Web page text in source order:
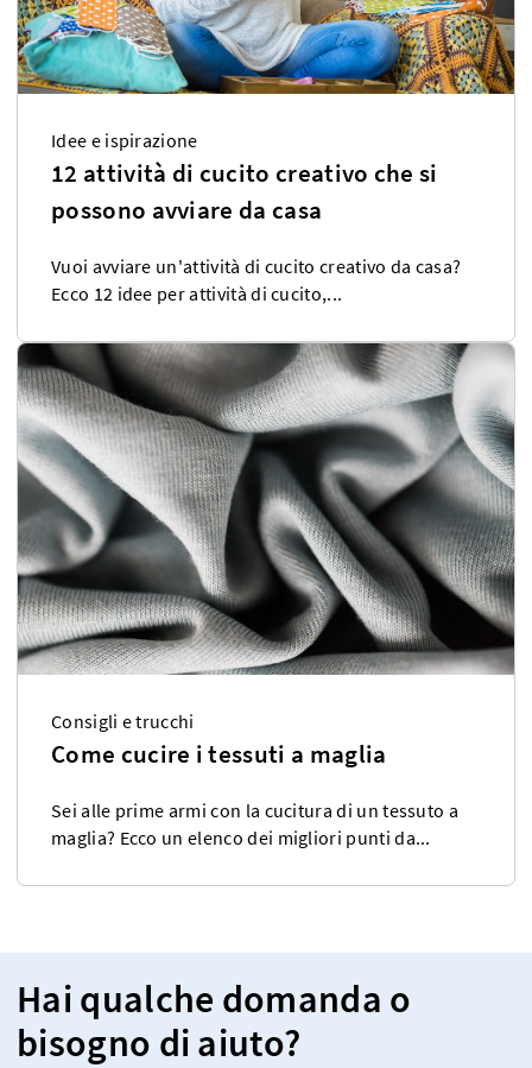
Idee e ispirazione
12 attività di cucito creativo che si
possono avviare da casa
Vuoi avviare un'attività di cucito creativo da casa?
Ecco 12 idee per attività di cucito,...
Consigli e trucchi
Come cucire i tessuti a maglia
Sei alle prime armi con la cucitura di un tessuto a
maglia? Ecco un elenco dei migliori punti da...
Hai qualche domanda o
bisogno di aiuto?